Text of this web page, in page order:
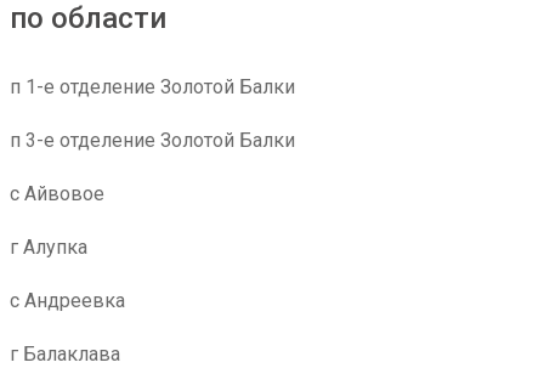
по области
п 1-е отделение Золотой Балки
п 3-е отделение Золотой Балки
с Айвовое
г Алупка
с Андреевка
г Балаклава